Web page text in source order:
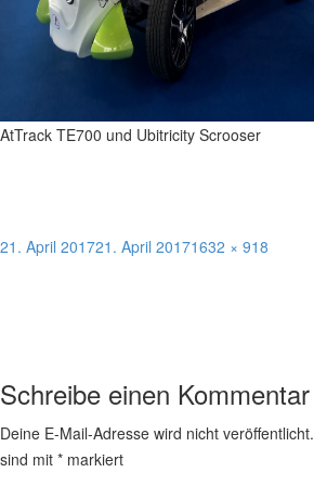
AtTrack TE700 und Ubitricity Scrooser
Veröffentlicht
21. April 201721. April 2017Volle
1632 × 918
Schreibe einen Kommentar
Deine E-Mail-Adresse wird nicht veröffentlicht.
sind mit * markiert